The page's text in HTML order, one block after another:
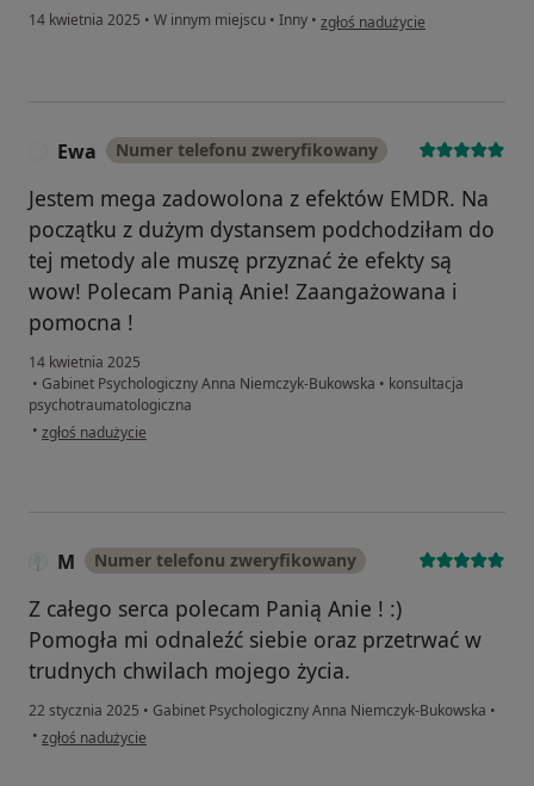
14 kwietnia 2025 • W innym miejscu • Inny • w opinii użytkownika Marta
zgłoś nadużycie
Ewa Numer telefonu zweryfikowany
Jestem mega zadowolona z efektów EMDR. Na
początku z dużym dystansem podchodziłam do
tej metody ale muszę przyznać że efekty są
wow! Polecam Panią Anie! Zaangażowana i
pomocna !
14 kwietnia 2025
• Gabinet Psychologiczny Anna Niemczyk-Bukowska • konsultacja
psychotraumatologiczna
• w opinii użytkownika Ewa
zgłoś nadużycie
M Numer telefonu zweryfikowany
Z całego serca polecam Panią Anie ! :)
Pomogła mi odnaleźć siebie oraz przetrwać w
trudnych chwilach mojego życia.
22 stycznia 2025 • Gabinet Psychologiczny Anna Niemczyk-Bukowska •
• w opinii użytkownika M
zgłoś nadużycie